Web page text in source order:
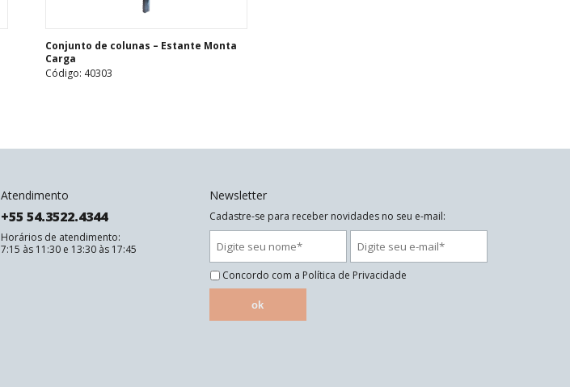
Conjunto de colunas – Estante Monta
Carga
Código: 40303
Atendimento
+55 54.3522.4344
Horários de atendimento:
7:15 às 11:30 e 13:30 às 17:45
Newsletter
Cadastre-se para receber novidades no seu e-mail:
Concordo com a Política de Privacidade
ok